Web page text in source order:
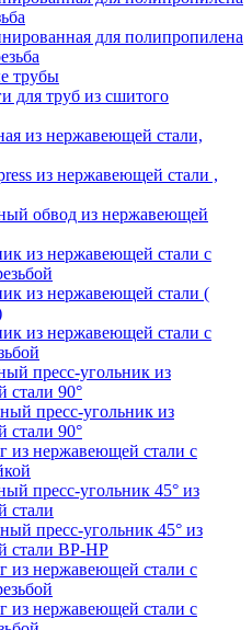
для полипропилена
трубы
труб из сшитого
из нержавеющей стали,
из нержавеющей стали ,
обвод из нержавеющей
из нержавеющей стали с
из нержавеющей стали (
из нержавеющей стали с
пресс-угольник из
стали 90°
пресс-угольник из
стали 90°
из нержавеющей стали с
пресс-угольник 45° из
стали
пресс-угольник 45° из
стали ВР-НР
из нержавеющей стали с
из нержавеющей стали с